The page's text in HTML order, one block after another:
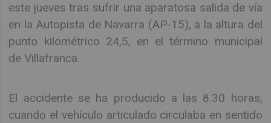
este jueves tras sufrir una aparatosa salida de vía
en la Autopista de Navarra (AP-15), a la altura del
punto kilométrico 24,5, en el término municipal
de Villafranca.
El accidente se ha producido a las 8.30 horas,
cuando el vehículo articulado circulaba en sentido